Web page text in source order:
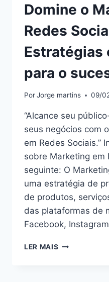
Domine o
Redes
Estratégias
para o
PorJorge martins 09/
“Alcance seu
seus negócios com
em Redes Sociais.”
sobre Marketing em
seguinte: O
uma estratégia de
de produtos,
das plataformas de
Facebook,
LER MAIS DOMINE